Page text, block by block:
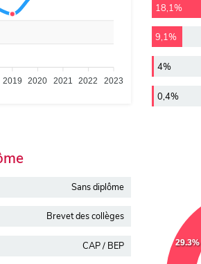
2019 2020 2021 2022 2023
18,1%
9,1%
4%
0,4%
Sans diplôme
Brevet des collèges
CAP / BEP 29.3%